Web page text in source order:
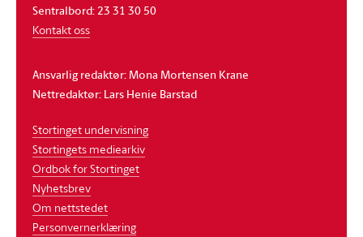
Sentralbord: 23 31 30 50
Kontakt oss
Ansvarlig redaktør: Mona Mortensen Krane
Nettredaktør: Lars Henie Barstad
Stortinget undervisning
Stortingets mediearkiv
Ordbok for Stortinget
Nyhetsbrev
Om nettstedet
Personvernerklæring